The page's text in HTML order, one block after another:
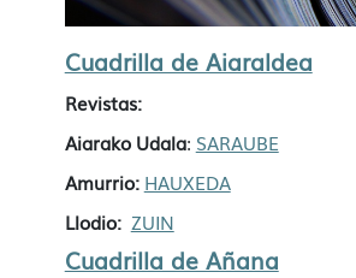
Cuadrilla de Aiaraldea
Revistas:
Aiarako Udala: SARAUBE
Amurrio: HAUXEDA
Llodio: ZUIN
Cuadrilla de Añana